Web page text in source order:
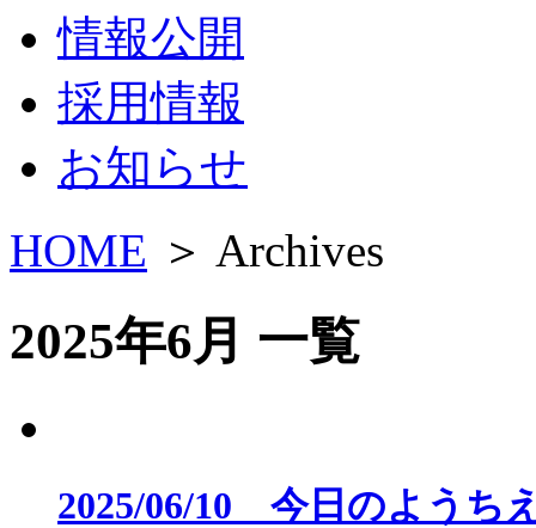
情報公開
採用情報
お知らせ
HOME ＞ Archives
2025年6月 一覧
2025/06/10 今日のよう